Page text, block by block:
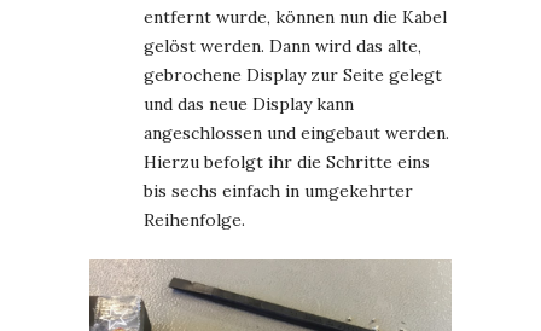
entfernt wurde, können nun die Kabel
gelöst werden. Dann wird das alte,
gebrochene Display zur Seite gelegt
und das neue Display kann
angeschlossen und eingebaut werden.
Hierzu befolgt ihr die Schritte eins
bis sechs einfach in umgekehrter
Reihenfolge.